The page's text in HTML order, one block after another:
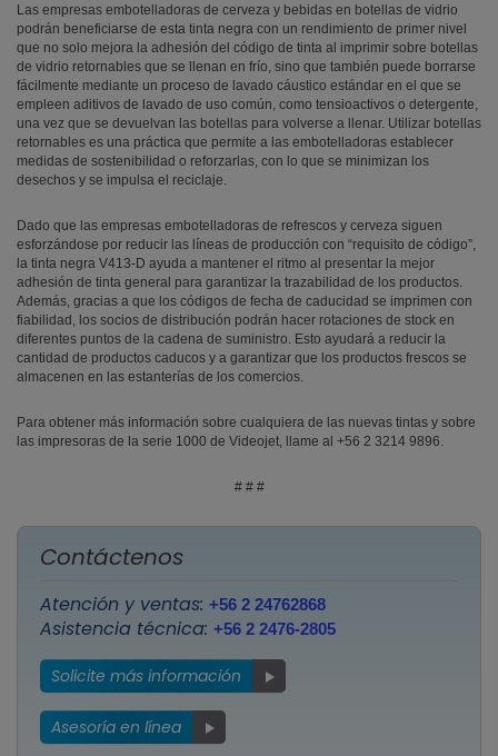
Las empresas embotelladoras de cerveza y bebidas en botellas de vidrio
podrán beneficiarse de esta tinta negra con un rendimiento de primer nivel
que no solo mejora la adhesión del código de tinta al imprimir sobre botellas
de vidrio retornables que se llenan en frío, sino que también puede borrarse
fácilmente mediante un proceso de lavado cáustico estándar en el que se
empleen aditivos de lavado de uso común, como tensioactivos o detergente,
una vez que se devuelvan las botellas para volverse a llenar. Utilizar botellas
retornables es una práctica que permite a las embotelladoras establecer
medidas de sostenibilidad o reforzarlas, con lo que se minimizan los
desechos y se impulsa el reciclaje.
Dado que las empresas embotelladoras de refrescos y cerveza siguen
esforzándose por reducir las líneas de producción con “requisito de código”,
la tinta negra V413-D ayuda a mantener el ritmo al presentar la mejor
adhesión de tinta general para garantizar la trazabilidad de los productos.
Además, gracias a que los códigos de fecha de caducidad se imprimen con
fiabilidad, los socios de distribución podrán hacer rotaciones de stock en
diferentes puntos de la cadena de suministro. Esto ayudará a reducir la
cantidad de productos caducos y a garantizar que los productos frescos se
almacenen en las estanterías de los comercios.
Para obtener más información sobre cualquiera de las nuevas tintas y sobre
las impresoras de la serie 1000 de Videojet, llame al +56 2 3214 9896.
# # #
Contáctenos
Atención y ventas: +56 2 24762868
Asistencia técnica: +56 2 2476-2805
Solicite más información
Asesoría en línea